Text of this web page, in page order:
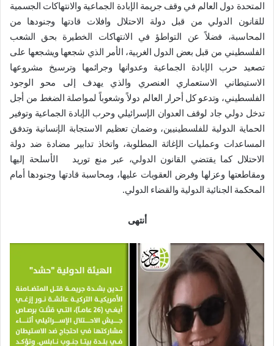
المتحدة دول العالم في وقف جريمة الإبادة الجماعية والانتهاكات الجسمية
للقانون الدولي من قبل دولة الاحتلال وافلات قادتها وجنودها من
المحاسبة، فضلاً عن التواطؤ في الانتهاكات الخطيرة بحق الشعب
الفلسطيني من قبل بعض الدول الغربية، الأمر الذي شجعها ويشجعها على
تصعيد حرب الإبادة الجماعية وعدوانها وجرائمها وترسيخ مشروعها
الاستيطاني الاستعماري العنصري والذي يهدف إلى محو الوجود
الفلسطيني، وتدعو كل أحرار العالم دولاً وشعوباً لمواصلة الضغط من أجل
تدخل دولي جاد لوقف العدوان الإسرائيلي وحرب الإبادة الجماعية وتوفير
الحماية الدولية للفلسطينيين، وضمان تعظيم الاستجابة الإنسانية وتدفق
المساعدات وعمليات الإغاثة المطلوبة، واتخاذ تدابير مضادة ضد دولة
الاحتلال كما يقتضي القانون الدولي، عبر منع توريد الأسلحة إليها
ومقاطعتها وعزلها وفرض العقوبات عليها، ومحاسبة قادتها وجنودها أمام
المحكمة الجنائية الدولية والقضاء الدولي.
أنتهى